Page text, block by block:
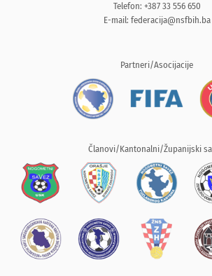
Telefon: +387 33 556 650
E-mail: federacija@nsfbih.ba
Partneri/Asocijacije
Članovi/Kantonalni/Županijski